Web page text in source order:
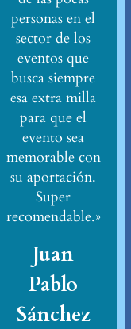
personas en el
sector de los
eventos que
busca siempre
esa extra milla
para que el
evento sea
memorable con
su aportación.
Super
recomendable.»
Juan
Pablo
Sánchez